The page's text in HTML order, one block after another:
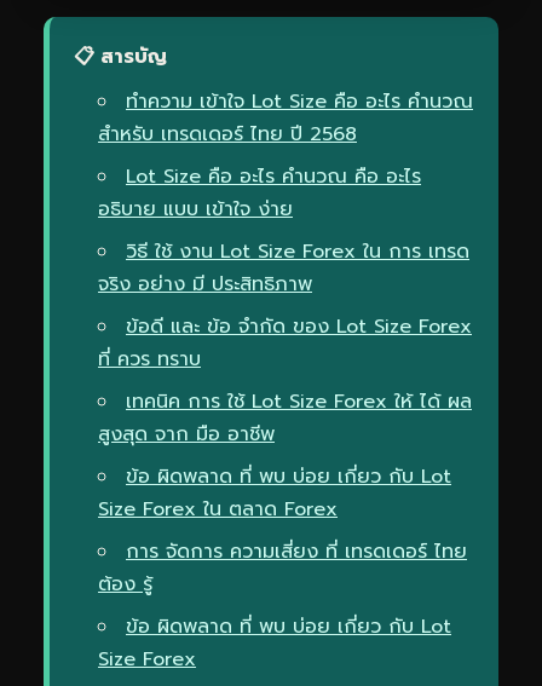
📋 สารบัญ
ทำความ เข้าใจ Lot Size คือ อะไร คำนวณ
สำหรับ เทรดเดอร์ ไทย ปี 2568
Lot Size คือ อะไร คำนวณ คือ อะไร
อธิบาย แบบ เข้าใจ ง่าย
วิธี ใช้ งาน Lot Size Forex ใน การ เทรด
จริง อย่าง มี ประสิทธิภาพ
ข้อดี และ ข้อ จำกัด ของ Lot Size Forex
ที่ ควร ทราบ
เทคนิค การ ใช้ Lot Size Forex ให้ ได้ ผล
สูงสุด จาก มือ อาชีพ
ข้อ ผิดพลาด ที่ พบ บ่อย เกี่ยว กับ Lot
Size Forex ใน ตลาด Forex
การ จัดการ ความเสี่ยง ที่ เทรดเดอร์ ไทย
ต้อง รู้
ข้อ ผิดพลาด ที่ พบ บ่อย เกี่ยว กับ Lot
Size Forex